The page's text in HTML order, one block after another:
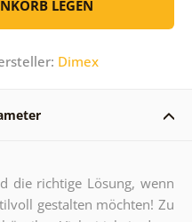
LEGEN
Dimex
die richtige Lösung, wenn
gestalten möchten! Zu